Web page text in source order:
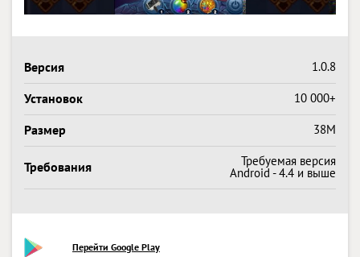
Версия 1.0.8
Установок 10 000+
Размер 38M
Требования Требуемая версия
Android - 4.4 и выше
Перейти Google Play